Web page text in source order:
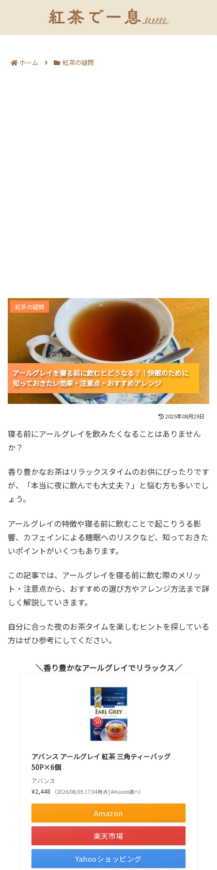
ホーム 紅茶の疑問
アールグレイを寝る前に飲むとどうなる？｜快眠のため
に知っておきたい効果・注意点・おすすめアレンジ
アールグレイを寝る前に飲むとどうなる？｜快眠のために
知っておきたい効果・注意点・おすすめアレンジ
アールグレイを寝る前に飲むとどうなる？｜快眠のために
知っておきたい効果・注意点・おすすめアレンジ
アールグレイを寝る前に飲むとどうなる？｜快眠のために
知っておきたい効果・注意点・おすすめアレンジ
紅茶の疑問
2025年08月29日
寝る前にアールグレイを飲みたくなることはありません
か？
香り豊かなお茶はリラックスタイムのお供にぴったりです
が、「本当に夜に飲んでも大丈夫？」と悩む方も多いでし
ょう。
アールグレイの特徴や寝る前に飲むことで起こりうる影
響、カフェインによる睡眠へのリスクなど、知っておきた
いポイントがいくつもあります。
この記事では、アールグレイを寝る前に飲む際のメリッ
ト・注意点から、おすすめの選び方やアレンジ方法まで詳
しく解説していきます。
自分に合った夜のお茶タイムを楽しむヒントを探している
方はぜひ参考にしてください。
香り豊かなアールグレイでリラックス
アバンス アールグレイ 紅茶 三角ティーバッグ
50P×6個
アバンス
¥2,448
（2026/08/05 17:04時点 | Amazon調べ）
Amazon
楽天市場
Yahooショッピング